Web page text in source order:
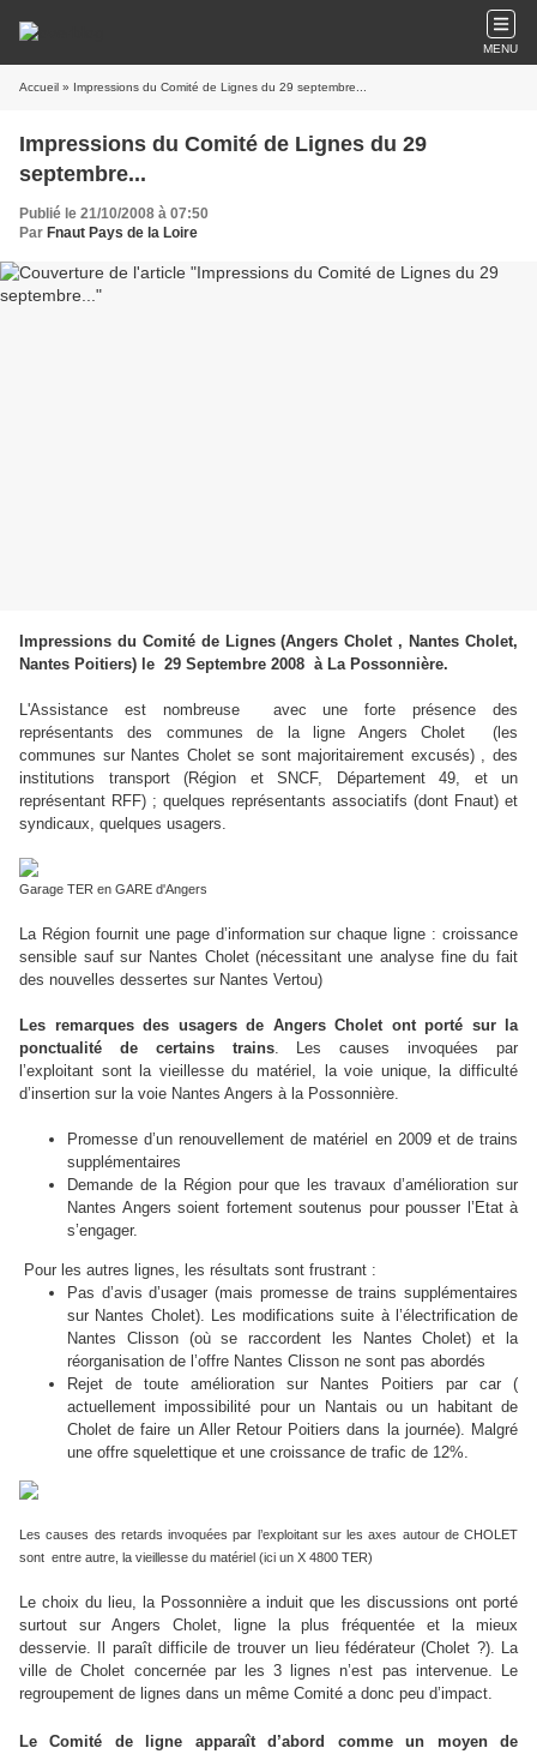
MENU
Accueil » Impressions du Comité de Lignes du 29 septembre...
Impressions du Comité de Lignes du 29
septembre...
Publié le 21/10/2008 à 07:50
Par Fnaut Pays de la Loire
Impressions du Comité de Lignes (Angers Cholet , Nantes Cholet,
Nantes Poitiers) le 29 Septembre 2008 à La Possonnière.
L'Assistance est nombreuse avec une forte présence des
représentants des communes de la ligne Angers Cholet
(les
communes sur Nantes Cholet se sont majoritairement excusés) , des
institutions transport (Région et SNCF, Département 49, et un
représentant RFF) ; quelques représentants associatifs (dont Fnaut) et
syndicaux, quelques usagers.
Garage TER en GARE d'Angers
La Région fournit une page d’information sur chaque ligne : croissance
sensible sauf sur Nantes Cholet (nécessitant une analyse fine du fait
des nouvelles dessertes sur Nantes Vertou)
Les remarques des usagers de Angers Cholet ont porté sur la
ponctualité de certains trains. Les causes invoquées par
l’exploitant sont la vieillesse du matériel, la voie unique, la difficulté
d’insertion sur la voie Nantes Angers à la Possonnière.
Promesse d’un renouvellement de matériel en 2009 et de trains
supplémentaires
Demande de la Région pour que les travaux d’amélioration sur
Nantes Angers soient fortement soutenus pour pousser l’Etat à
s’engager.
Pour les autres lignes, les résultats sont frustrant :
Pas d’avis d’usager (mais promesse de trains supplémentaires
sur Nantes Cholet). Les modifications suite à l’électrification de
Nantes Clisson (où se raccordent les Nantes Cholet) et la
réorganisation de l’offre Nantes Clisson ne sont pas abordés
Rejet de toute amélioration sur Nantes Poitiers par car (
actuellement impossibilité pour un Nantais ou un habitant de
Cholet de faire un Aller Retour Poitiers dans la journée). Malgré
une offre squelettique et une croissance de trafic de 12%.
Les causes des retards invoquées par l’exploitant sur les axes autour de CHOLET
sont entre autre, la vieillesse du matériel (ici un X 4800 TER)
Le choix du lieu, la Possonnière a induit que les discussions ont porté
surtout sur Angers Cholet, ligne la plus fréquentée et la mieux
desservie. Il paraît difficile de trouver un lieu fédérateur (Cholet ?). La
ville de Cholet concernée par les 3 lignes n’est pas intervenue. Le
regroupement de lignes dans un même Comité a donc peu d’impact.
Le Comité de ligne apparaît d’abord comme un moyen de